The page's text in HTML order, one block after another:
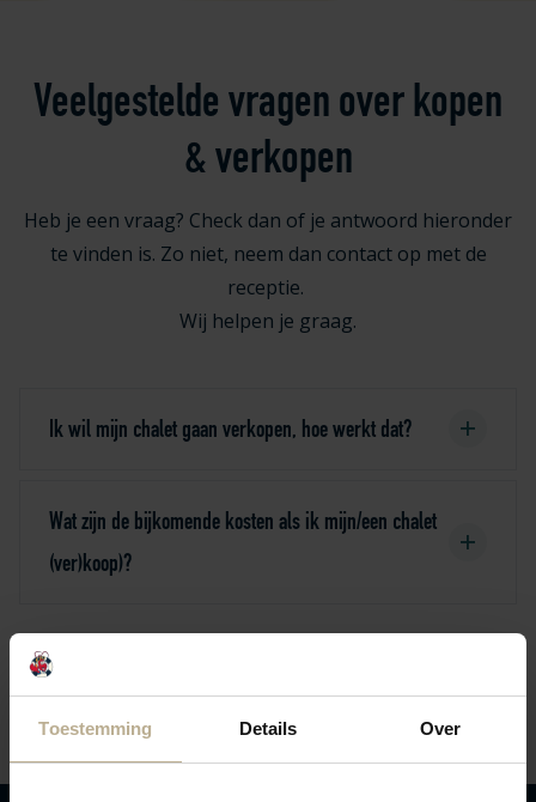
Toestemming Details Over
Veelgestelde vragen over kopen
& verkopen
Heb je een vraag? Check dan of je antwoord hieronder
te vinden is. Zo niet, neem dan contact op met de
receptie.
Wij helpen je graag.
Ik wil mijn chalet gaan verkopen, hoe werkt dat?
Wat zijn de bijkomende kosten als ik mijn/een chalet
(ver)koop)?